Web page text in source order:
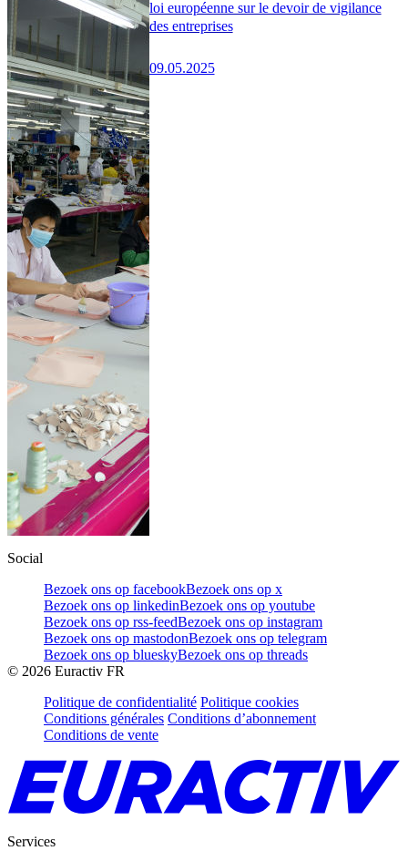
loi européenne sur le devoir de vigilance
des entreprises
09.05.2025
Social
Bezoek ons op facebookBezoek ons op x
Bezoek ons op linkedinBezoek ons op youtube
Bezoek ons op rss-feedBezoek ons op instagram
Bezoek ons op mastodonBezoek ons op telegram
Bezoek ons op blueskyBezoek ons op threads
© 2026 Euractiv FR
Politique de confidentialité Politique cookies
Conditions générales Conditions d’abonnement
Conditions de vente
Services